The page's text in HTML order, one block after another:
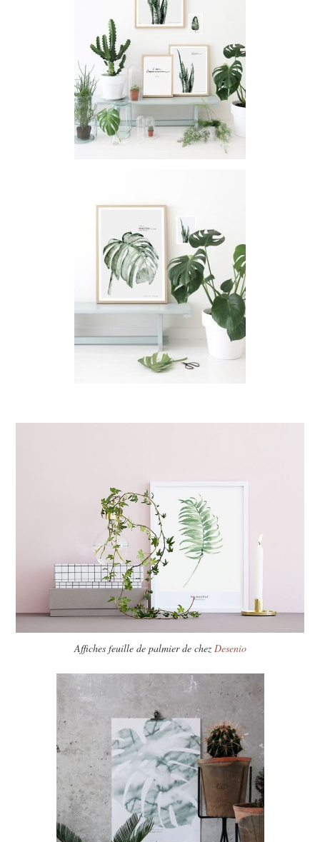
Affiches feuille de palmier de chez Desenio